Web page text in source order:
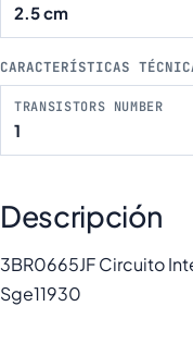
2.5 cm
CARACTERÍSTICAS
TRANSISTORS NUMBER
1
Descripción
3BR0665JF Circuito
Sge11930